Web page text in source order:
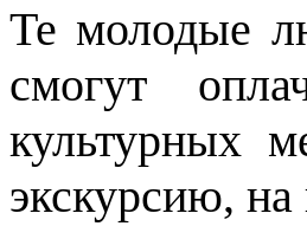
Те молодые
смогут
культурных
экскурсию, на